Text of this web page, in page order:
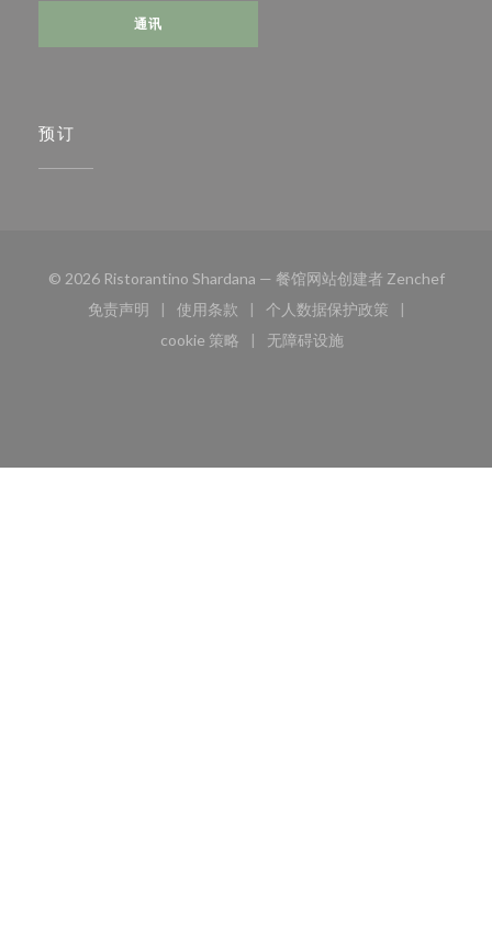
通讯
预订
© 2026 Ristorantino Shardana — 餐馆网站创建者 Zenchef((在新
免责声明
((在新窗口中打开))
使用条款
((在新窗口中打开))
个人数据保护政策
((在新窗口中打开))
cookie 策略
((在新窗口中打开))
无障碍设施
((在新窗口中打开))